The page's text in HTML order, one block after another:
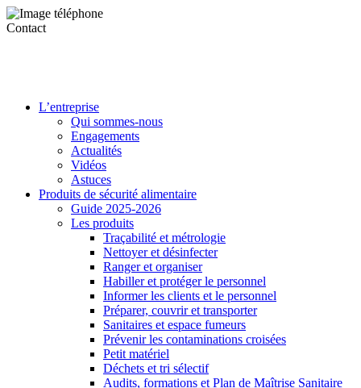
Contact
L’entreprise
Qui sommes-nous
Engagements
Actualités
Vidéos
Astuces
Produits de sécurité alimentaire
Guide 2025-2026
Les produits
Traçabilité et métrologie
Nettoyer et désinfecter
Ranger et organiser
Habiller et protéger le personnel
Informer les clients et le personnel
Préparer, couvrir et transporter
Sanitaires et espace fumeurs
Prévenir les contaminations croisées
Petit matériel
Déchets et tri sélectif
Audits, formations et Plan de Maîtrise Sanitaire